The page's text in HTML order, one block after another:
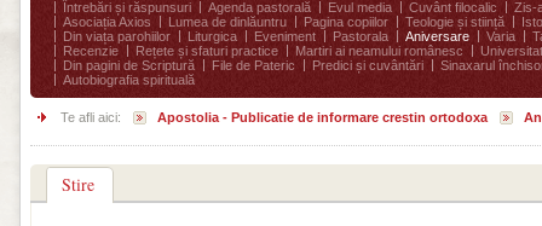
Întrebări și răspunsuri
Agenda pastorală Evul media Cuvânt filocalic
Zis-
Asociația Axios
Lumea de dinlăuntru Pagina copiilor Teologie și stiință
Din viața parohiilor
Liturgica Eveniment Pastorala Aniversare Varia
Recenzie
Rețete și sfaturi practice Martiri ai neamului românesc
Din pagini de Scriptură
File de Pateric Predici și cuvântări
Sinaxarul
Autobiografia spirituală
Te afli aici: Apostolia - Publicatie de informare crestin ortodoxa
Stire